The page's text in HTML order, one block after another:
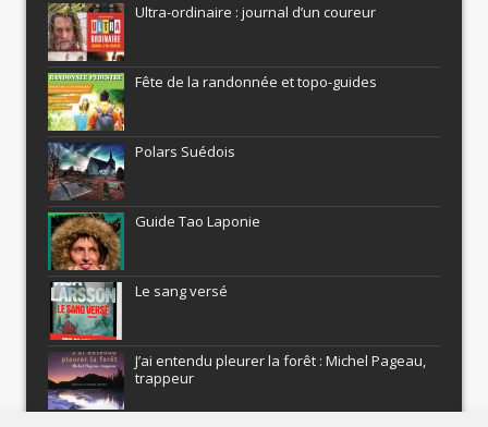
Ultra-ordinaire : journal d’un coureur
Fête de la randonnée et topo-guides
Polars Suédois
Guide Tao Laponie
Le sang versé
J’ai entendu pleurer la forêt : Michel Pageau,
trappeur